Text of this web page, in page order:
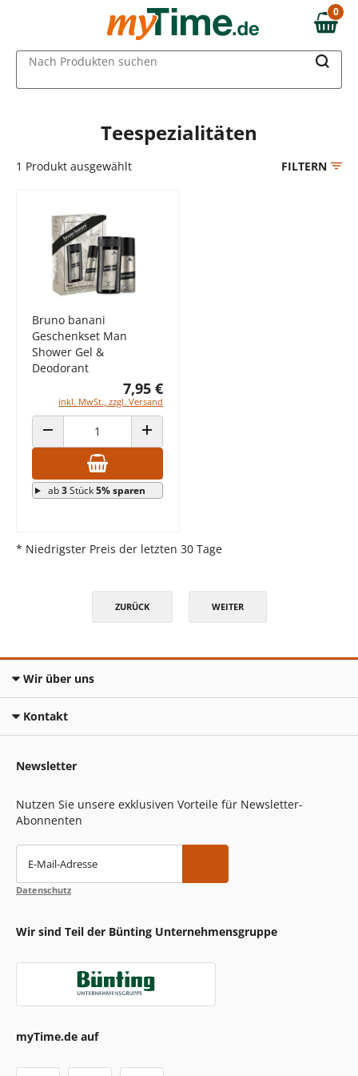
Zum Hauptinhalt springen
Zur Navigation springen
Zur Suche springen
0,00 €
0
Nach Produkten suchen
Teespezialitäten
1 Produkt ausgewählt FILTERN
Bruno banani
Geschenkset Man
Shower Gel &
Deodorant
7,95 €
inkl. MwSt., zzgl. Versand
ANZAHL VERRINGERN ANZAHL ERHÖHEN
ab3Stück5% sparen
* Niedrigster Preis der letzten 30 Tage
ZURÜCK WEITER
Wir über uns
Kontakt
Newsletter
Nutzen Sie unsere exklusiven Vorteile für Newsletter-
Abonnenten
E-Mail-Adresse
Datenschutz
Wir sind Teil der Bünting Unternehmensgruppe
myTime.de auf